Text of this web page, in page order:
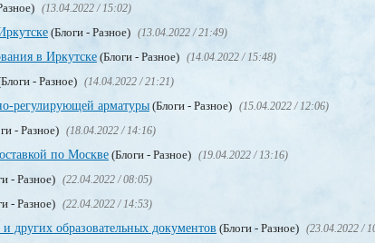
(13.04.2022 / 15:02)
(Блоги - Разное) (13.04.2022 / 21:49)
в Иркутске(Блоги - Разное) (14.04.2022 / 15:48)
- Разное) (14.04.2022 / 21:21)
регулирующей арматуры (Блоги - Разное) (15.04.2022 / 12:06)
- Разное) (18.04.2022 / 14:16)
по Москве (Блоги - Разное) (19.04.2022 / 13:16)
- Разное) (22.04.2022 / 08:05)
- Разное) (22.04.2022 / 14:53)
других образовательных документов (Блоги - Разное) (23.04.2022 /